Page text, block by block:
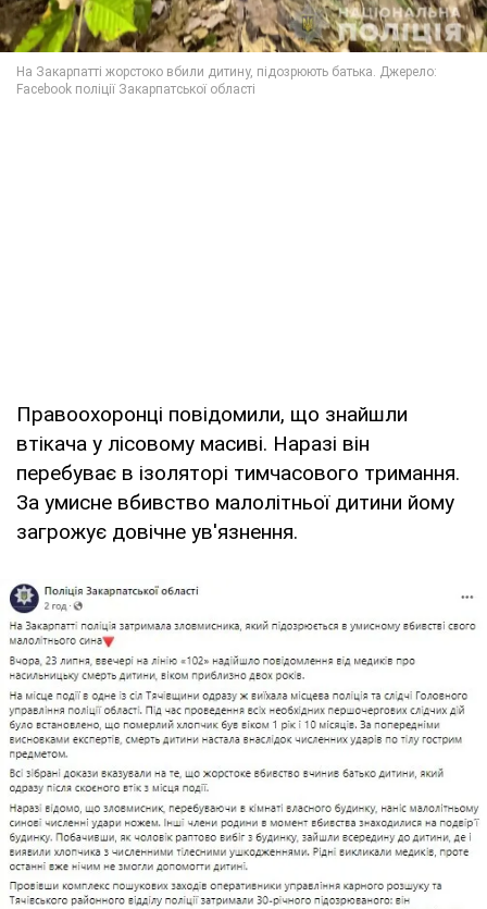
Правоохоронці повідомили, що знайшли
втікача у лісовому масиві. Наразі він
перебуває в ізоляторі тимчасового тримання.
За умисне вбивство малолітньої дитини йому
загрожує довічне ув'язнення.